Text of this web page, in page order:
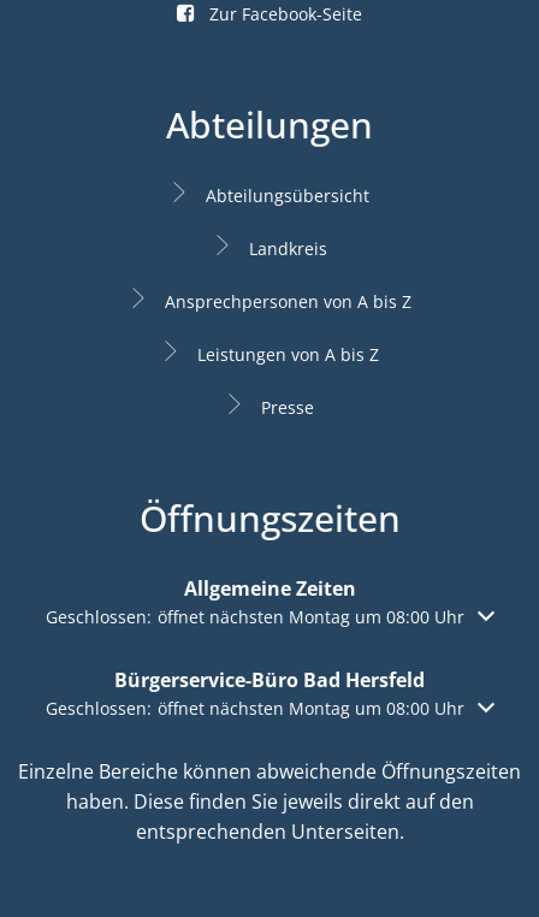
Zur Facebook-Seite
Abteilungen
Abteilungsübersicht
Landkreis
Ansprechpersonen von A bis Z
Leistungen von A bis Z
Presse
Öffnungszeiten
Allgemeine Zeiten
Klicken, um weitere Öffnungs- oder Schließzeiten
Geschlossen: öffnet nächsten Montag um 08:00 Uhr
Bürgerservice-Büro Bad Hersfeld
Klicken, um weitere Öffnungs- oder Schließzeiten
Geschlossen: öffnet nächsten Montag um 08:00 Uhr
Einzelne Bereiche können abweichende Öffnungszeiten
haben. Diese finden Sie jeweils direkt auf den
entsprechenden Unterseiten.